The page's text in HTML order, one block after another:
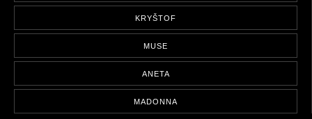
KRYŠTOF
MUSE
ANETA
MADONNA